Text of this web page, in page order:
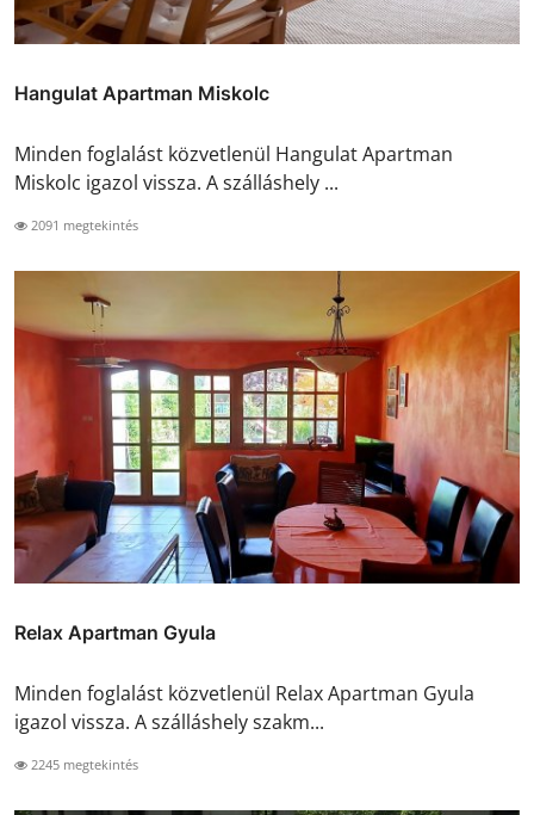
Hangulat Apartman Miskolc
Minden foglalást közvetlenül Hangulat Apartman
Miskolc igazol vissza. A szálláshely ...
2091 megtekintés
Relax Apartman Gyula
Minden foglalást közvetlenül Relax Apartman Gyula
igazol vissza. A szálláshely szakm...
2245 megtekintés